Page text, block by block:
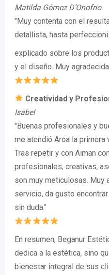
Matilda Gómez D’Onofrio
"Muy contenta con el
detallista, hasta
explicado sobre los
y el diseño. Muy agradecida
Creatividad y
Isabel
"Buenas profesionales y
me atendió Aroa la primera
Tras repetir y con Aiman
profesionales, creativas,
son muy meticulosas. Muy
servicio, da gusto
sin duda."
En resumen, Beganur
dedica a la estética, sino
bienestar integral de sus